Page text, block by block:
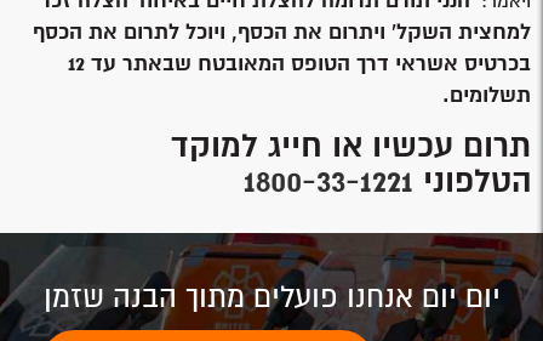
למחצית השקל' ויתרום את הכסף, ויוכל לתרום את הכסף
בכרטיס אשראי דרך הטופס המאובטח שבאתר עד 12
תשלומים.
תרום עכשיו או חייג למוקד
הטלפוני 1800-33-1221
יום יום אנחנו פועלים מתוך הבנה שזמן